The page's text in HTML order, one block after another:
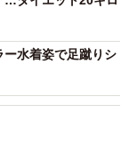
水着姿で足蹴りシ